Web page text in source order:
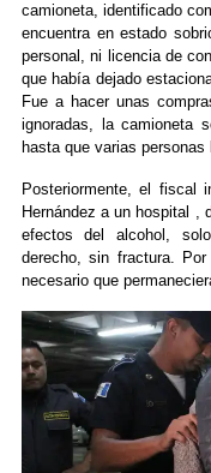
camioneta, identificado
encuentra en estado
personal, ni licencia de
que había dejado
Fue a hacer unas
ignoradas, la camioneta
hasta que varias
Posteriormente, el fiscal
Hernández a un hospital ,
efectos del alcohol,
derecho, sin fractura.
necesario que